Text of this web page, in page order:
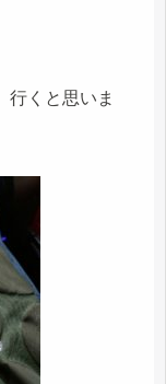
行くと思いま